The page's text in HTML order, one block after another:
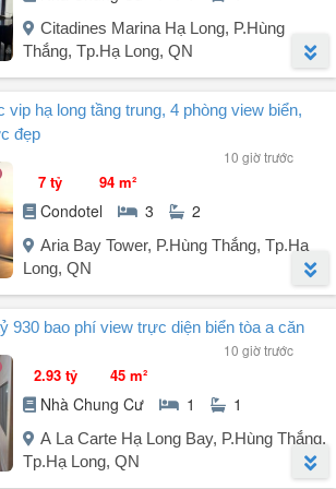
tràn ánh sáng tự nhiên, bàn giao nội thất cơ
đồng (mức giá tốt ...
Citadines Marina Hạ Long, P.Hùng
Thắng, Tp.Hạ Long, QN
Đào (4 tin đăng)
thất siêu mới.
quan.
tiền đều hàng tháng.
tiếp căn hộ và dự án.
vip hạ long tầng trung, 4 phòng view biển,
đẹp
10 giờ trước
7 tỷ 94 m²
Condotel 3 2
Aria Bay Tower, P.Hùng Thắng, Tp.Hạ
Long, QN
Thuận
(4 tin đăng)
hướng ban công Đông Nam đẹp nhì tòa Aria
công Đông Nam, 94.6m², 1 phòng khách +
biển cực đẹp.
toán sớm chỉ 7 tỷ.
930 bao phí view trực diện biển tòa a căn
10 giờ trước
2.93 tỷ 45 m²
Nhà Chung Cư 1 1
A La Carte Hạ Long Bay, P.Hùng Thắng,
Tp.Hạ Long, QN